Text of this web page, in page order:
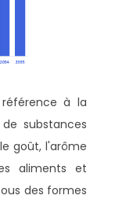
à la
substances
goût, l'arôme
aliments et
des formes